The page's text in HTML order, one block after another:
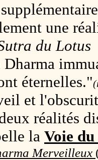
une
du Lotus
Dharma
éternelles."
et
réalités
la Voie
Merveilleux